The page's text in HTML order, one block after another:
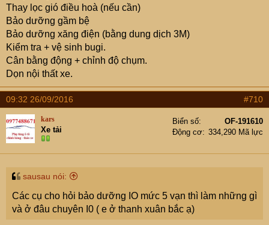
Thay lọc gió điều hoà (nếu cần)
Bảo dưỡng gầm bệ
Bảo dưỡng xăng điện (bằng dung dịch 3M)
Kiểm tra + vệ sinh bugi.
Cân bằng động + chỉnh độ chụm.
Dọn nội thất xe.
09:32 26/09/2016 #710
kars
Xe tải
Biển số
OF-191610
Động cơ
334,290 Mã lực
sausau nói:
Các cụ cho hỏi bảo dưỡng IO mức 5 vạn thì làm những gì
và ở đâu chuyên I0 ( e ở thanh xuân bắc ạ)